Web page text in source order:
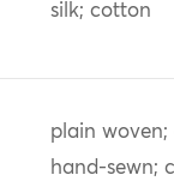
silk; cotton
plain woven;
hand-sewn;